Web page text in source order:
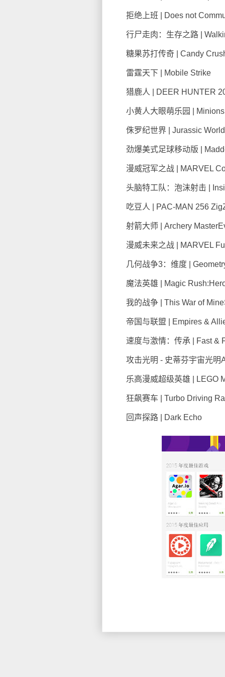
拒绝上班 | Does not
行尸走肉：生存之路 |
糖果苏打传奇 | Candy
雷霆天下 | Mobile Strike
猎鹿人 | DEER HUNTER
小黄人大眼萌乐园 | Minions
侏罗纪世界 | Jurassic World
劲爆美式足球移动版 |
漫威冠军之战 | MARVEL
头脑特工队：泡沫射击 |
吃豆人 | PAC-MAN 256
射箭大师 | Archery
漫威未来之战 | MARVEL
几何战争3：维度 |
魔法英雄 | Magic
我的战争 | This War of
帝国与联盟 | Empires &
速度与激情：传承 | Fast &
攻击光明 - 史蒂芬宇宙光明
乐高漫威超级英雄 | LEGO
狂飙赛车 | Turbo Driving
回声探路 | Dark Echo